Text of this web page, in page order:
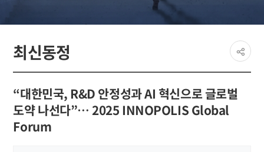
최신동정
페이지
공유
share
“대한민국, R&D 안정성과 AI 혁신으로 글로벌
도약 나선다”… 2025 INNOPOLIS Global
Forum